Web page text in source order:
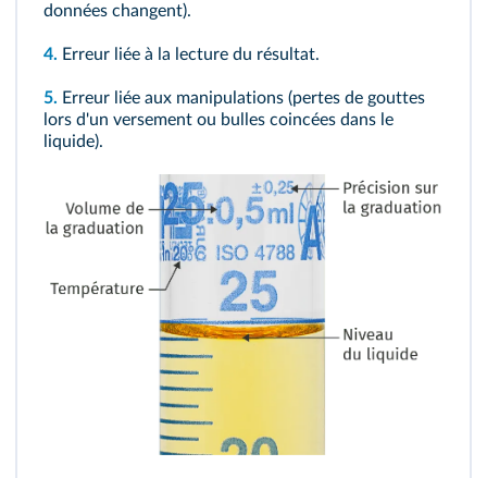
données changent).
4. Erreur liée à la lecture du résultat.
5. Erreur liée aux manipulations (pertes de gouttes
lors d'un versement ou bulles coincées dans le
liquide).